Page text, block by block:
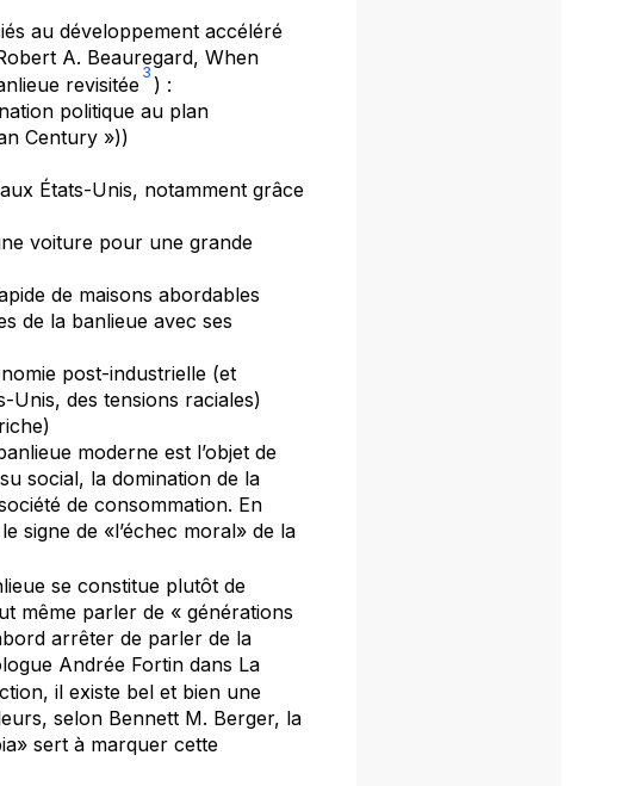
au développement accéléré
A. Beauregard, When
revisitée
3
) :
politique au plan
Century »))
États-Unis, notamment grâce
voiture pour une grande
de maisons abordables
de la banlieue avec ses
post-industrielle (et
Unis, des tensions raciales)
moderne est l’objet de
social, la domination de la
de consommation. En
signe de «l’échec moral» de la
se constitue plutôt de
même parler de « générations
arrêter de parler de la
Andrée Fortin dans La
il existe bel et bien une
selon Bennett M. Berger, la
sert à marquer cette